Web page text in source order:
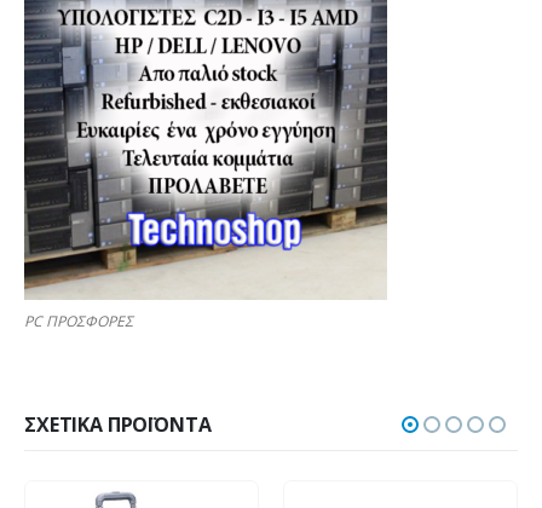
PC ΠΡΟΣΦΟΡΕΣ
ΣΧΕΤΙΚΆ ΠΡΟΪΌΝΤΑ